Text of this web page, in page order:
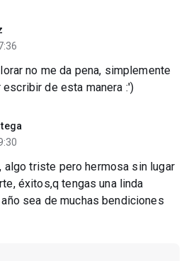
no me da pena, simplemente
escribir de esta manera :')
algo triste pero hermosa sin lugar
éxitos,q tengas una linda
sea de muchas bendiciones